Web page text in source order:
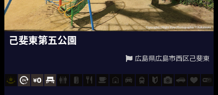
己斐東第五公園
広島県広島市西区己斐東